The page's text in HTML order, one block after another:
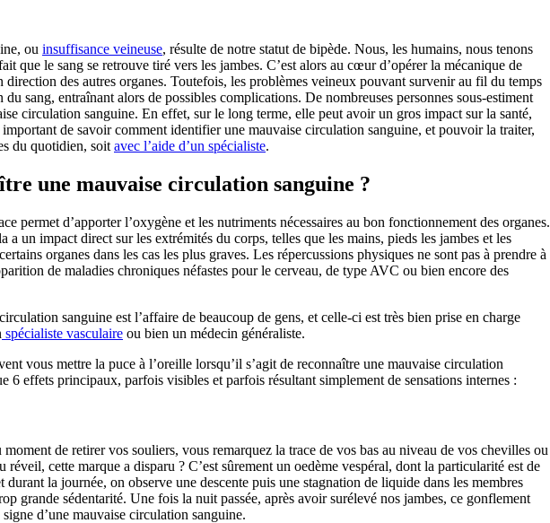
ou insuffisance veineuse, résulte de notre statut de bipède. Nous, les humains, nous tenons
que le sang se retrouve tiré vers les jambes. C’est alors au cœur d’opérer la mécanique de
direction des autres organes. Toutefois, les problèmes veineux pouvant survenir au fil du temps
sang, entraînant alors de possibles complications. De nombreuses personnes sous-estiment
circulation sanguine. En effet, sur le long terme, elle peut avoir un gros impact sur la santé,
de savoir comment identifier une mauvaise circulation sanguine, et pouvoir la traiter,
du quotidien, soitavec l’aide d’un spécialiste.
une mauvaise circulation sanguine ?
permet d’apporter l’oxygène et les nutriments nécessaires au bon fonctionnement des organes.
a un impact direct sur les extrémités du corps, telles que les mains, pieds les jambes et les
organes dans les cas les plus graves. Les répercussions physiques ne sont pas à prendre à
de maladies chroniques néfastes pour le cerveau, de type AVC ou bien encore des
sanguine est l’affaire de beaucoup de gens, et celle-ci est très bien prise en charge
spécialiste vasculaire ou bien un médecin généraliste.
vous mettre la puce à l’oreille lorsqu’il s’agit de reconnaître une mauvaise circulation
6 effets principaux, parfois visibles et parfois résultant simplement de sensations internes :
de retirer vos souliers, vous remarquez la trace de vos bas au niveau de vos chevilles ou
cette marque a disparu ? C’est sûrement un oedème vespéral, dont la particularité est de
la journée, on observe une descente puis une stagnation de liquide dans les membres
grande sédentarité. Une fois la nuit passée, après avoir surélevé nos jambes, ce gonflement
d’une mauvaise circulation sanguine.